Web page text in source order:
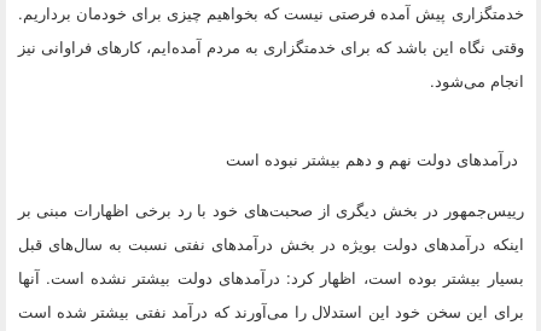
خدمتگزاری پیش آمده فرصتی نیست که بخواهیم چیزی برای خودمان برداریم.
وقتی نگاه این باشد که برای خدمتگزاری به مردم آمده‌ایم، کارهای فراوانی نیز
انجام می‌شود.
درآمدهای دولت نهم و دهم بیشتر نبوده است
رییس‌جمهور در بخش دیگری از صحبت‌های خود با رد برخی اظهارات مبنی بر
اینکه درآمدهای دولت بویژه در بخش درآمدهای نفتی نسبت به سال‌های قبل
بسیار بیشتر بوده است، اظهار کرد: درآمدهای دولت بیشتر نشده است. آنها
برای این سخن خود این استدلال را می‌آورند که درآمد نفتی بیشتر شده است